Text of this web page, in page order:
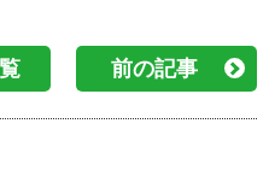
前の記事